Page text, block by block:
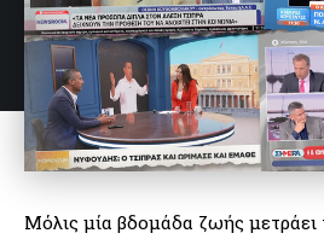
Μόλις μία βδομάδα ζωής